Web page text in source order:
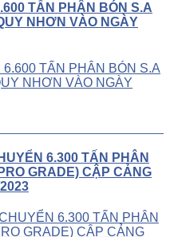
TẤN PHÂN BÓN S.A
NHƠN VÀO NGÀY
6.300 TẤN PHÂN
GRADE) CẬP CẢNG